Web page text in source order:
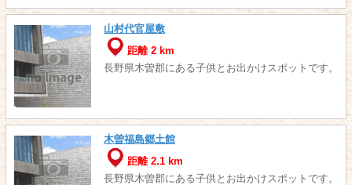
山村代官屋敷
距離 2 km
長野県木曽郡にある子供とお出かけスポットです。
木曽福島郷土館
距離 2.1 km
長野県木曽郡にある子供とお出かけスポットです。